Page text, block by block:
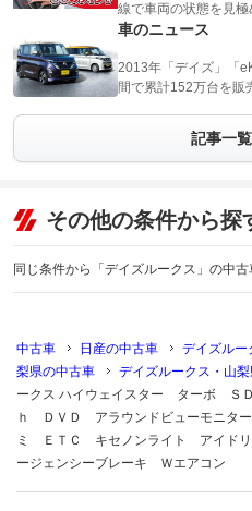
線で車両の状態を見
車のニュース
2013年「デイズ」「
間で累計152万台を販
記事一
その他の条件から探
同じ条件から「デイズルークス」の中
中古車 日産の中古車 デイズルー
梨県の中古車
デイズルークス・山
ークス ハイウェイスター ターボ Ｓ
ｈ ＤＶＤ アラウンドビューモニタ
ミ ＥＴＣ キセノンライト アイド
ージェンシーブレーキ Ｗエアコン